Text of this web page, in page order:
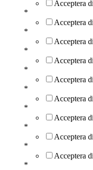
Acceptera
*
Acceptera
*
Acceptera
*
Acceptera
*
Acceptera
*
Acceptera
*
Acceptera
*
Acceptera
*
Acceptera
*